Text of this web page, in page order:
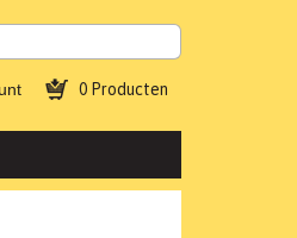
0 Producten